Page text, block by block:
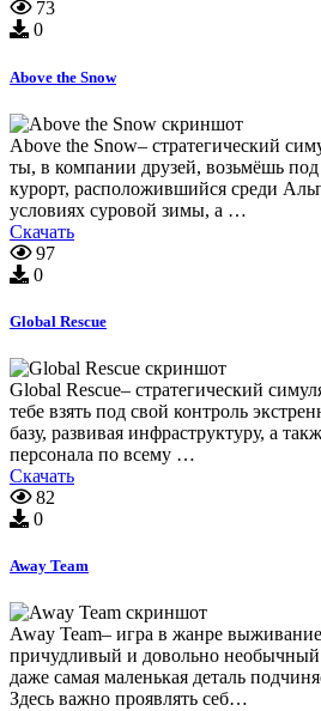
73
0
Above the Snow
Above the Snow– стратегический
ты, в компании друзей, возьмёшь
курорт, расположившийся среди
условиях суровой зимы, а …
Скачать
97
0
Global Rescue
Global Rescue– стратегический
тебе взять под свой контроль
базу, развивая инфраструктуру, а
персонала по всему …
Скачать
82
0
Away Team
Away Team– игра в жанре
причудливый и довольно
даже самая маленькая деталь
Здесь важно проявлять себ…